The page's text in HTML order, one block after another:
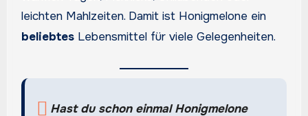
leichten Mahlzeiten. Damit ist Honigmelone ein
beliebtesLebensmittel für viele Gelegenheiten.
Hast du schon einmal Honigmelone